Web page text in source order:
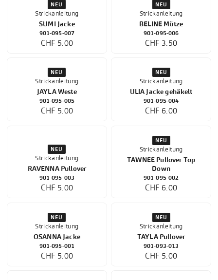
NEU
Strickanleitung
SUMI Jacke
901-095-007
CHF 5.00
NEU
Strickanleitung
BELINE Mütze
901-095-006
CHF 3.50
Strickanleitung
JAYLA Weste
CHF 5.00
Strickanleitung
ULIA Jacke gehäkelt
CHF 6.00